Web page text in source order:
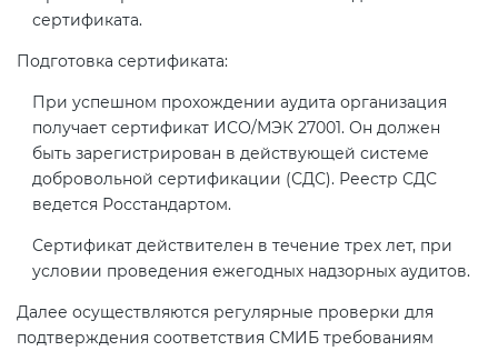
сертификата.
Подготовка сертификата:
При успешном прохождении аудита организация
получает сертификат ИСО/МЭК 27001. Он должен
быть зарегистрирован в действующей системе
добровольной сертификации (СДС). Реестр СДС
ведется Росстандартом.
Сертификат действителен в течение трех лет, при
условии проведения ежегодных надзорных аудитов.
Далее осуществляются регулярные проверки для
подтверждения соответствия СМИБ требованиям